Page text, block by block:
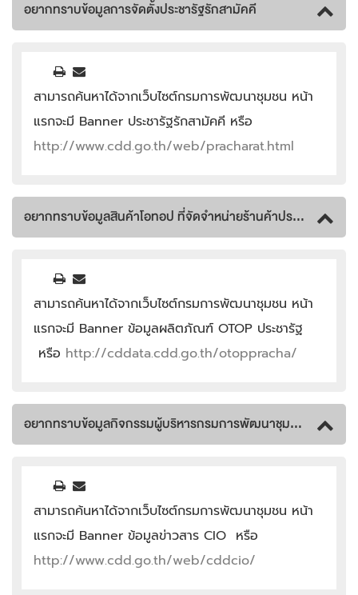
อยากทราบข้อมูลการจัดตั้งประชารัฐรักสามัคคี
สามารถค้นหาได้จากเว็บไซต์กรมการพัฒนาชุมชน หน้า
แรกจะมี Banner ประชารัฐรักสามัคคี หรือ
http://www.cdd.go.th/web/pracharat.html
อยากทราบข้อมูลสินค้าโอทอป ที่จัดจำหน่ายร้านค้าประชารัฐ บ้าง
สามารถค้นหาได้จากเว็บไซต์กรมการพัฒนาชุมชน หน้า
แรกจะมี Banner ข้อมูลผลิตภัณฑ์ OTOP ประชารัฐ
หรือ http://cddata.cdd.go.th/otoppracha/
อยากทราบข้อมูลกิจกรรมผู้บริหารกรมการพัฒนาชุมชน สามารถหาได้อย่างไร
สามารถค้นหาได้จากเว็บไซต์กรมการพัฒนาชุมชน หน้า
แรกจะมี Banner ข้อมูลข่าวสาร CIO หรือ
http://www.cdd.go.th/web/cddcio/